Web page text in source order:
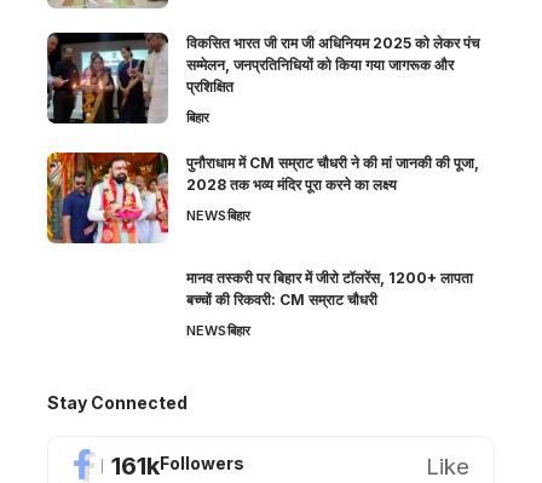
विकसित भारत जी राम जी अधिनियम 2025 को लेकर पंच
सम्मेलन, जनप्रतिनिधियों को किया गया जागरूक और
प्रशिक्षित
बिहार
पुनौराधाम में CM सम्राट चौधरी ने की मां जानकी की पूजा,
2028 तक भव्य मंदिर पूरा करने का लक्ष्य
NEWSबिहार
मानव तस्करी पर बिहार में जीरो टॉलरेंस, 1200+ लापता
बच्चों की रिकवरी: CM सम्राट चौधरी
NEWSबिहार
Stay Connected
161kFollowers Like